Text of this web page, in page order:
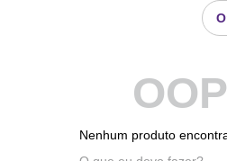
Nenhum produto